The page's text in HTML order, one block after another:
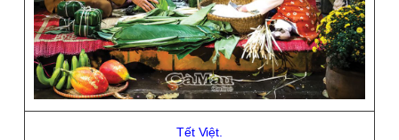
Tết Việt.